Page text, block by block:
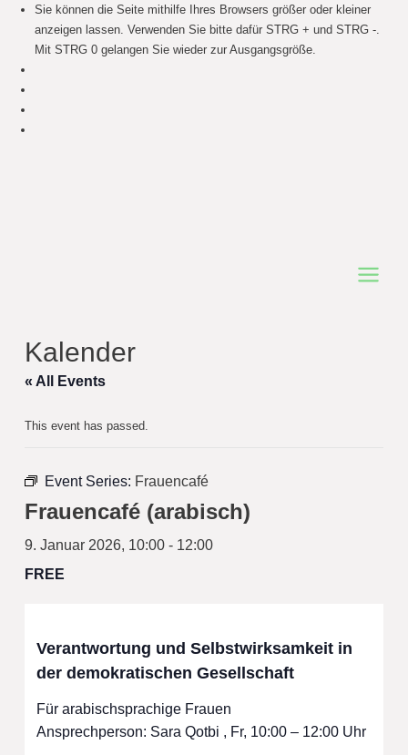
Sie können die Seite mithilfe Ihres Browsers größer oder kleiner
anzeigen lassen. Verwenden Sie bitte dafür STRG + und STRG -.
Mit STRG 0 gelangen Sie wieder zur Ausgangsgröße.
Main
Kalender
« All Events
This event has passed.
Event Series: Frauencafé
Frauencafé (arabisch)
9. Januar 2026, 10:00- 12:00
FREE
Verantwortung und Selbstwirksamkeit in
der demokratischen Gesellschaft
Für arabischsprachige Frauen
Ansprechperson: Sara Qotbi , Fr, 10:00 – 12:00 Uhr